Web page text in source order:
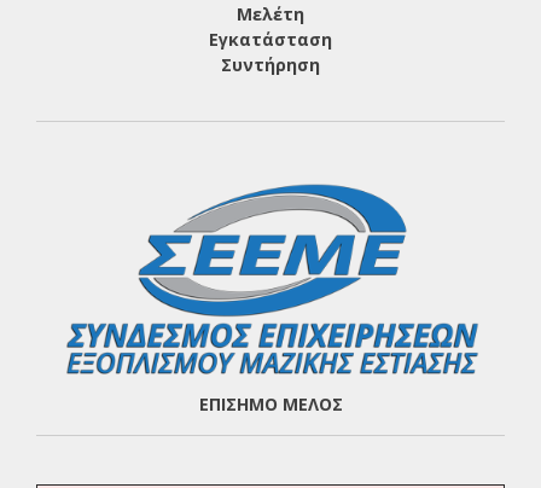
Μελέτη
Εγκατάσταση
Συντήρηση
ΕΠΙΣΗΜΟ ΜΕΛΟΣ